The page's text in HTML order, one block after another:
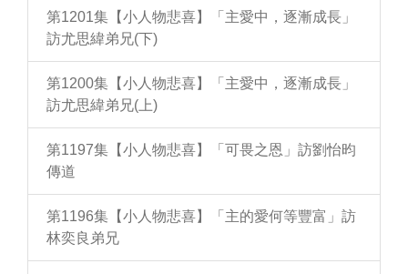
第1201集【小人物悲喜】「主愛中，逐漸成長」
訪尤思緯弟兄(下)
第1200集【小人物悲喜】「主愛中，逐漸成長」
訪尤思緯弟兄(上)
第1197集【小人物悲喜】「可畏之恩」訪劉怡昀
傳道
第1196集【小人物悲喜】「主的愛何等豐富」訪
林奕良弟兄